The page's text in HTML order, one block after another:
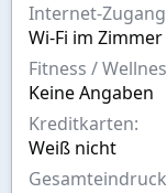
Internet-Zugang
Wi-Fi im
Fitness /
Keine Angaben
Kreditkarten
Weiß nicht
Gesamteindruck